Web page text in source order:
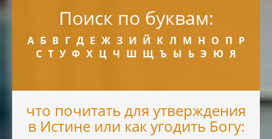
Поиск по буквам:
А Б В Г Д Е Ж З И Й К Л М Н О П Р
С Т У Ф Х Ц Ч Ш Щ Ъ Ы Ь Э Ю Я
что почитать для утверждения
в Истине или как угодить Богу: